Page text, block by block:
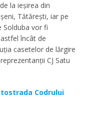
la ieșirea din
Tătărești, iar pe
Solduba vor fi
încât de
casetelor de lărgire
CJ Satu
Codrului